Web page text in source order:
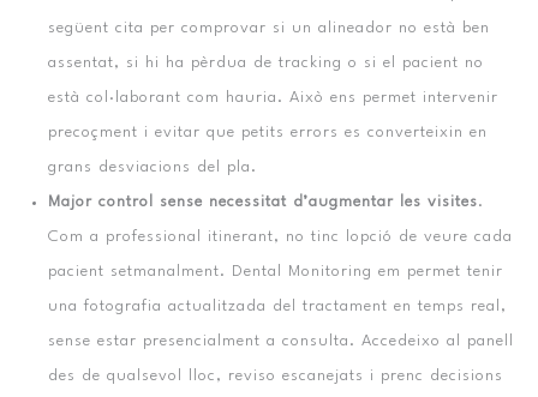
següent cita per comprovar si un alineador no està ben
assentat, si hi ha pèrdua de tracking o si el pacient no
està col·laborant com hauria. Això ens permet intervenir
precoçment i evitar que petits errors es converteixin en
grans desviacions del pla.
Major control sense necessitat d’augmentar les visites.
Com a professional itinerant, no tinc lopció de veure cada
pacient setmanalment. Dental Monitoring em permet tenir
una fotografia actualitzada del tractament en temps real,
sense estar presencialment a consulta. Accedeixo al panell
des de qualsevol lloc, reviso escanejats i prenc decisions